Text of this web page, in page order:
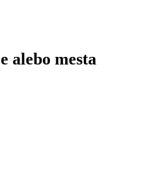
alebo mesta